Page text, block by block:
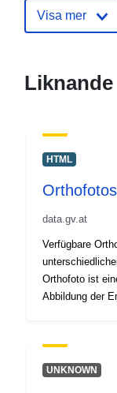
uriRef:
Visa mer
HTML
data.gv.at
Verfügbare
Orthofoto ist
Abbildung der
UNKNOWN